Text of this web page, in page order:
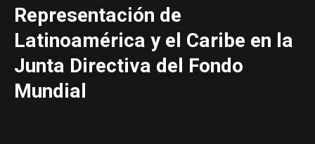
Representación de
Latinoamérica y el Caribe en la
Junta Directiva del Fondo
Mundial